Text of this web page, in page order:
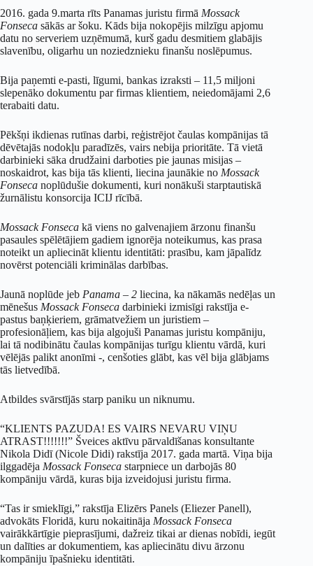
2016. gada 9.marta rīts Panamas juristu firmā Mossack
Fonseca sākās ar šoku. Kāds bija nokopējis milzīgu apjomu
datu no serveriem uzņēmumā, kurš gadu desmitiem glabājis
slavenību, oligarhu un noziedznieku finanšu noslēpumus.
Bija paņemti e-pasti, līgumi, bankas izraksti – 11,5 miljoni
slepenāko dokumentu par firmas klientiem, neiedomājami 2,6
terabaiti datu.
Pēkšņi ikdienas rutīnas darbi, reģistrējot čaulas kompānijas tā
dēvētajās nodokļu paradīzēs, vairs nebija prioritāte. Tā vietā
darbinieki sāka drudžaini darboties pie jaunas misijas –
noskaidrot, kas bija tās klienti, liecina jaunākie no Mossack
Fonseca noplūdušie dokumenti, kuri nonākuši starptautiskā
žurnālistu konsorcija ICIJ rīcībā.
Mossack Fonseca kā viens no galvenajiem ārzonu finanšu
pasaules spēlētājiem gadiem ignorēja noteikumus, kas prasa
noteikt un apliecināt klientu identitāti: prasību, kam jāpalīdz
novērst potenciāli kriminālas darbības.
Jaunā noplūde jeb Panama – 2 liecina, ka nākamās nedēļas un
mēnešus Mossack Fonseca darbinieki izmisīgi rakstīja e-
pastus baņķieriem, grāmatvežiem un juristiem –
profesionāļiem, kas bija algojuši Panamas juristu kompāniju,
lai tā nodibinātu čaulas kompānijas turīgu klientu vārdā, kuri
vēlējās palikt anonīmi -, cenšoties glābt, kas vēl bija glābjams
tās lietvedībā.
Atbildes svārstījās starp paniku un niknumu.
“KLIENTS PAZUDA! ES VAIRS NEVARU VIŅU
ATRAST!!!!!!!” Šveices aktīvu pārvaldīšanas konsultante
Nikola Didī (Nicole Didi) rakstīja 2017. gada martā. Viņa bija
ilggadēja Mossack Fonseca starpniece un darbojās 80
kompāniju vārdā, kuras bija izveidojusi juristu firma.
“Tas ir smieklīgi,” rakstīja Elizērs Panels (Eliezer Panell),
advokāts Floridā, kuru nokaitināja Mossack Fonseca
vairākkārtīgie pieprasījumi, dažreiz tikai ar dienas nobīdi, iegūt
un dalīties ar dokumentiem, kas apliecinātu divu ārzonu
kompāniju īpašnieku identitāti.